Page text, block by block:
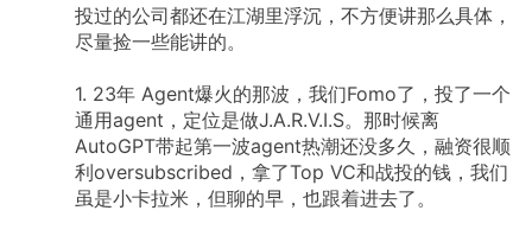
投过的公司都还在江湖里浮沉，不方便讲那么具体，
尽量捡一些能讲的。
1. 23年 Agent爆火的那波，我们Fomo了，投了一个
通用agent，定位是做J.A.R.V.I.S。那时候离
AutoGPT带起第一波agent热潮还没多久，融资很顺
利oversubscribed，拿了Top VC和战投的钱，我们
虽是小卡拉米，但聊的早，也跟着进去了。